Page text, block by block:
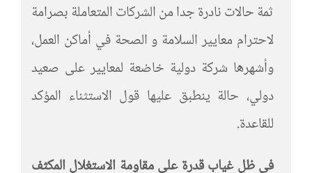
ثمة حالات نادرة جدا من الشركات المتعاملة بصرامة
لاحترام معايير السلامة و الصحة في أماكن العمل،
وأشهرها شركة دولية خاضعة لمعايير على صعيد
دولي، حالة ينطبق عليها قول الاستثناء المؤكد
للقاعدة.
في ظل غياب قدرة على مقاومة الاستغلال المكثف